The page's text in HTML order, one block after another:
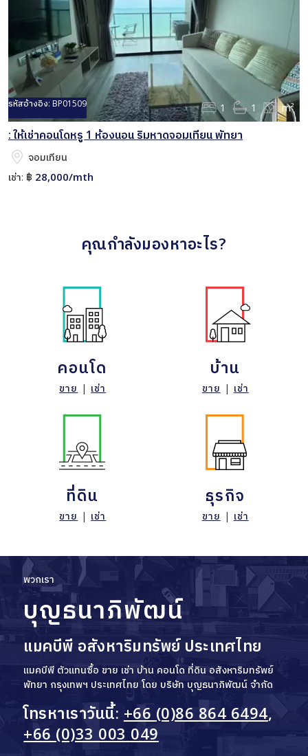
รหัสอ้างอิง: BP01509 1 1 m²
: ให้เช่าคอนโดหรู 1 ห้องนอน ริมหาดจอมเทียน พัทยา
จอมเทียน
เช่า: ฿ 28,000/mth
คุณกำลังมองหาอะไร?
คอนโด
ขาย | เช่า
บ้าน
ขาย | เช่า
ที่ดิน
ขาย | เช่า
ธุรกิจ
ขาย | เช่า
พวกเรา
บุญธนาภิพัฒน์
แมคบีพี อสังหาริมทรัพย์ ประเทศไทย
แมคบีพี ตัวแทนซื้อ ขาย เช่า บ้าน คอนโด ที่ดิน อสังหาริมทรัพย์
พัทยา กรุงเทพฯ ประเทศไทย โดย บริษัท บุญธนาภิพัฒน์ จำกัด
โทรหาเราวันนี้: +66 (0)86 864 6494,
+66 (0)33 003 049